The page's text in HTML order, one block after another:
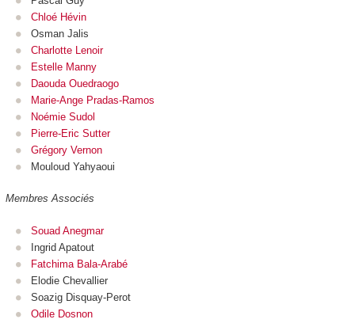
Chloé Hévin
Osman Jalis
Charlotte Lenoir
Estelle Manny
Daouda Ouedraogo
Marie-Ange Pradas-Ramos
Noémie Sudol
Pierre-Eric Sutter
Grégory Vernon
Mouloud Yahyaoui
Membres Associés
Souad Anegmar
Ingrid Apatout
Fatchima Bala-Arabé
Elodie Chevallier
Soazig Disquay-Perot
Odile Dosnon